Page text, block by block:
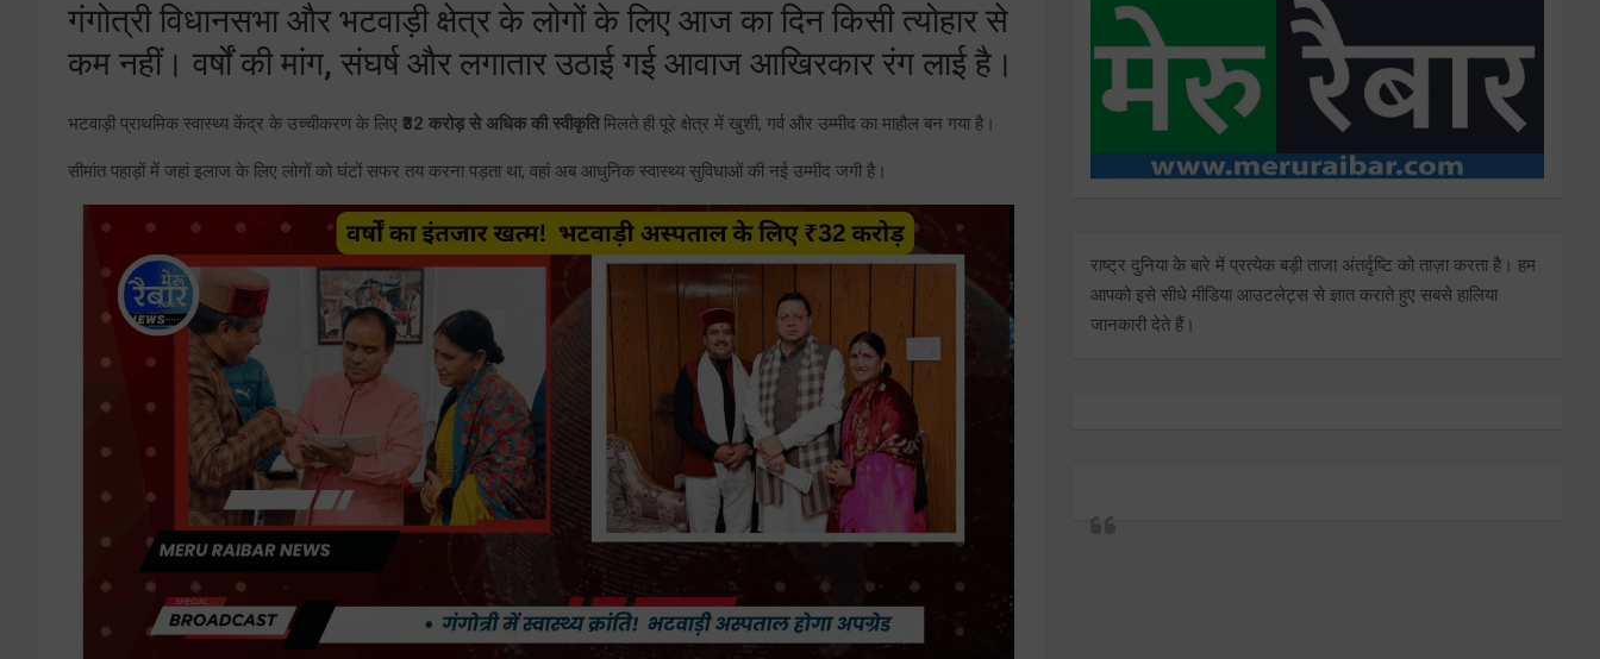
गंगोत्री विधानसभा और भटवाड़ी क्षेत्र के लोगों के लिए आज का दिन किसी त्योहार से
कम नहीं। वर्षों की मांग, संघर्ष और लगातार उठाई गई आवाज आखिरकार रंग लाई है।
भटवाड़ी प्राथमिक स्वास्थ्य केंद्र के उच्चीकरण के लिए ₹32 करोड़ से अधिक की स्वीकृतिमिलते ही पूरे क्षेत्र में खुशी, गर्व और उम्मीद का माहौल बन गया है।
सीमांत पहाड़ों में जहां इलाज के लिए लोगों को घंटों सफर तय करना पड़ता था, वहां अब आधुनिक स्वास्थ्य सुविधाओं की नई उम्मीद जगी है।
राष्ट्र दुनिया के बारे में प्रत्येक बड़ी ताजा अंतर्दृष्टि को ताज़ा करता है। हम
आपको इसे सीधे मीडिया आउटलेट्स से ज्ञात कराते हुए सबसे हालिया
जानकारी देते हैं।